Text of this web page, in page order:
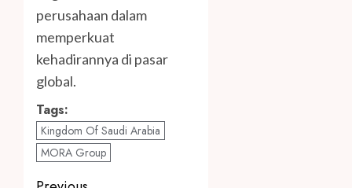
perusahaan dalam
memperkuat
kehadirannya di pasar
global.
Tags:
Kingdom Of Saudi Arabia
MORA Group